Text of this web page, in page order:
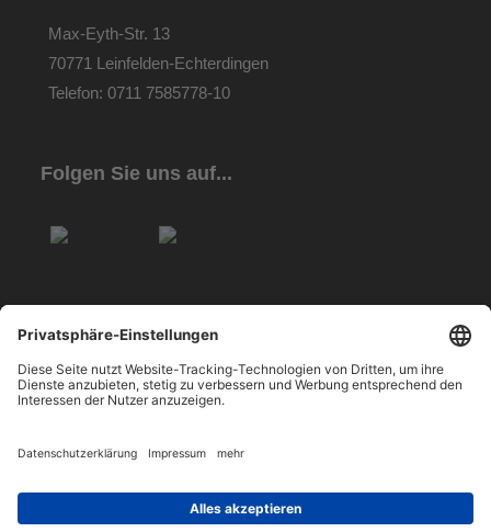
Max-Eyth-Str. 13
70771 Leinfelden-Echterdingen
Telefon: 0711 7585778-10
Folgen Sie uns auf...
Copyright © 2026 Alle Rechte vorbehalten.